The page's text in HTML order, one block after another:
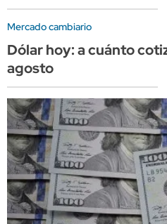
Mercado cambiario
Dólar hoy: a cuánto
agosto